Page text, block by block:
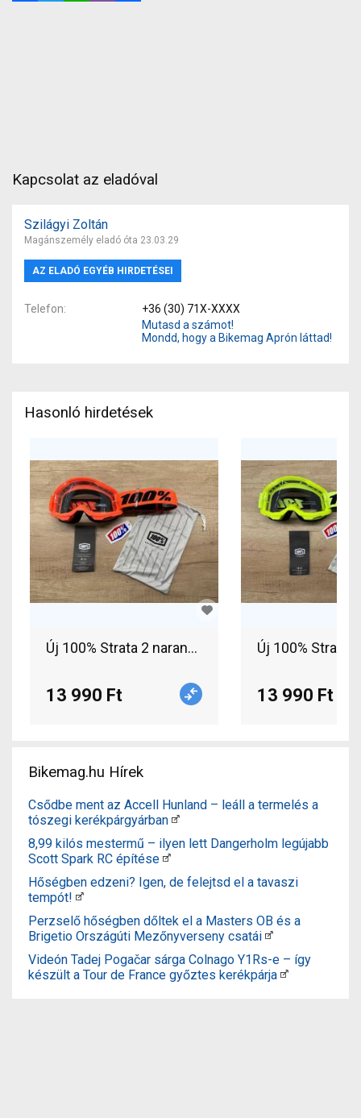
Kapcsolat az eladóval
Szilágyi Zoltán
Magánszemély eladó óta 23.03.29
AZ ELADÓ EGYÉB HIRDETÉSEI
Telefon
+36 (30) 71X-XXXX
Mutasd a számot!
Mondd, hogy a Bikemag Aprón láttad!
Hasonló hirdetések
13 990 Ft 13 990 Ft
Bikemag.hu Hírek
Csődbe ment az Accell Hunland – leáll a termelés a
tószegi kerékpárgyárban
8,99 kilós mestermű – ilyen lett Dangerholm legújabb
Scott Spark RC építése
Hőségben edzeni? Igen, de felejtsd el a tavaszi
tempót!
Perzselő hőségben dőltek el a Masters OB és a
Brigetio Országúti Mezőnyverseny csatái
Videón Tadej Pogačar sárga Colnago Y1Rs-e – így
készült a Tour de France győztes kerékpárja